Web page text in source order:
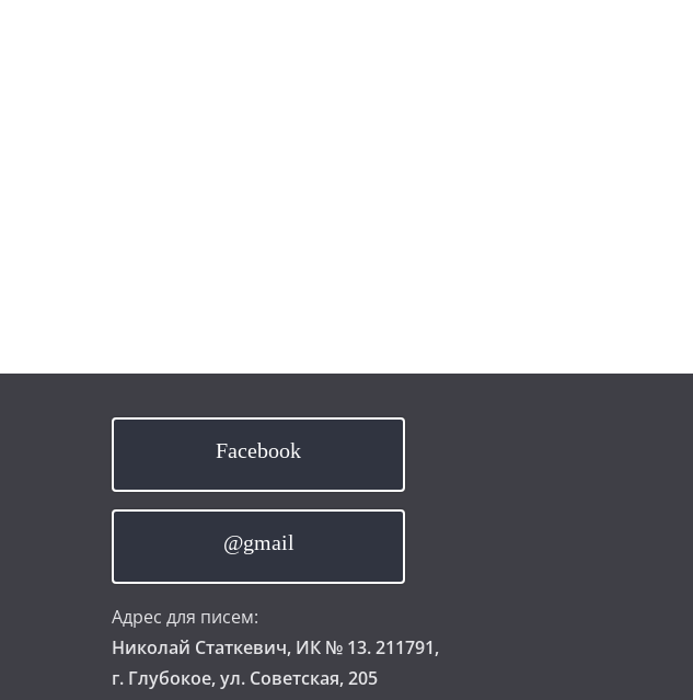
Facebook
@gmail
Адрес для писем:
Николай Статкевич, ИК № 13. 211791,
г. Глубокое, ул. Советская, 205